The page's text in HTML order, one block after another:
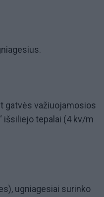
gatvės važiuojamosios
išsiliejo tepalai (4 kv/m
ugniagesiai surinko